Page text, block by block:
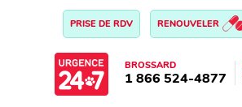
PRISE DE RDV RENOUVELER
BROSSARD
1 866 524-4877